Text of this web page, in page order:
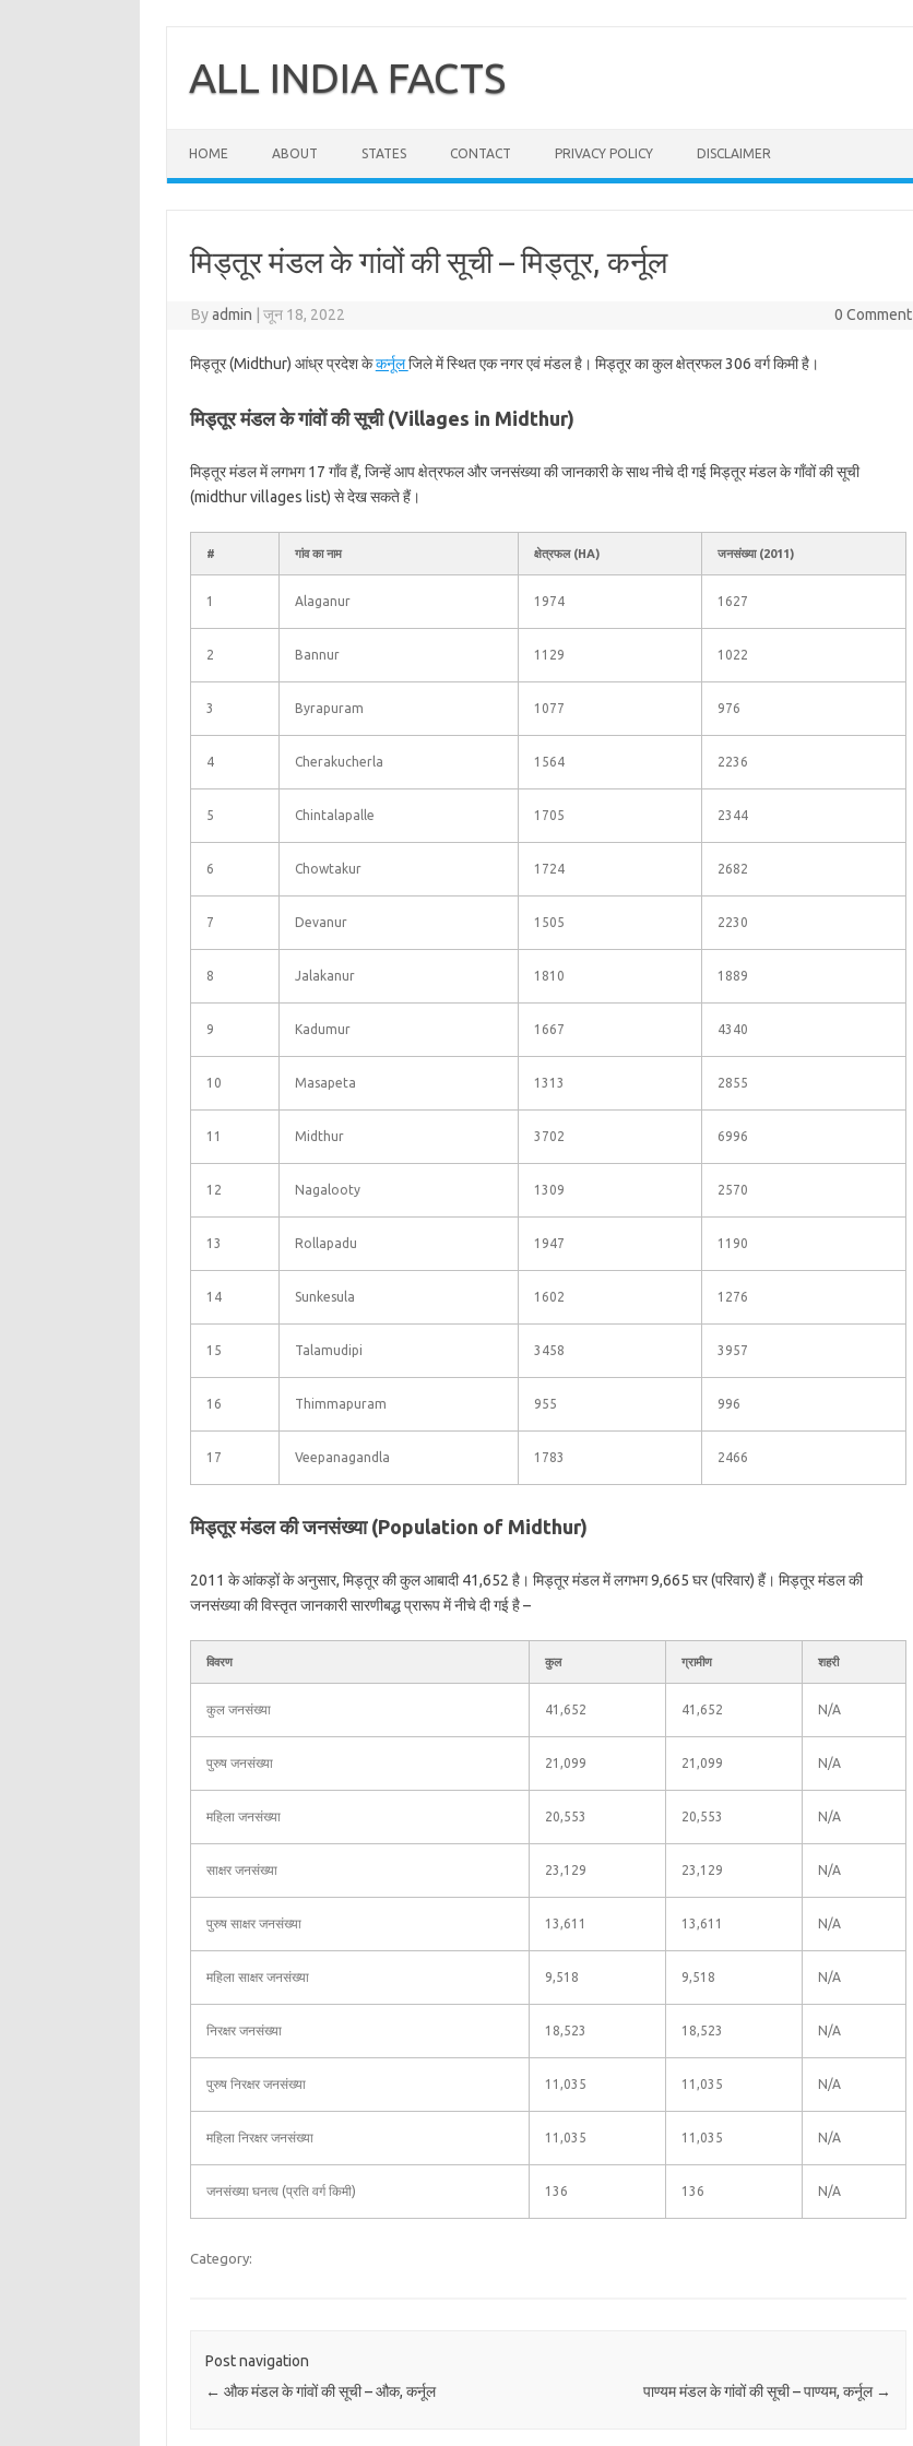
contentALL INDIA FACTS
HOME ABOUT STATES CONTACT PRIVACY POLICY DISCLAIMER
मिड्तूर मंडल के गांवों की सूची – मिड्तूर, कर्नूल
Byadmin जून 18, 2022 0 Comment
मिड्तूर (Midthur) आंध्र प्रदेश केकर्नूलजिले में स्थित एक नगर एवं मंडल है। मिड्तूर का कुल क्षेत्रफल 306 वर्ग किमी है।
मिड्तूर मंडल के गांवों की सूची (Villages in Midthur)
मिड्तूर मंडल में लगभग 17 गाँव हैं, जिन्हें आप क्षेत्रफल और जनसंख्या की जानकारी के साथ नीचे दी गई मिड्तूर मंडल के गाँवों की सूची
(midthur villages list) से देख सकते हैं।
# गांव का नाम क्षेत्रफल (HA) जनसंख्या (2011)
1 Alaganur 1974 1627
2 Bannur 1129 1022
3 Byrapuram 1077 976
4 Cherakucherla 1564 2236
5 Chintalapalle 1705 2344
6 Chowtakur 1724 2682
7 Devanur 1505 2230
8 Jalakanur 1810 1889
9 Kadumur 1667 4340
10 Masapeta 1313 2855
11 Midthur 3702 6996
12 Nagalooty 1309 2570
13 Rollapadu 1947 1190
14 Sunkesula 1602 1276
15 Talamudipi 3458 3957
16 Thimmapuram 955 996
17 Veepanagandla 1783 2466
मिड्तूर मंडल की जनसंख्या (Population of Midthur)
2011 के आंकड़ों के अनुसार, मिड्तूर की कुल आबादी 41,652 है। मिड्तूर मंडल में लगभग 9,665 घर (परिवार) हैं। मिड्तूर मंडल की
जनसंख्या की विस्तृत जानकारी सारणीबद्ध प्रारूप में नीचे दी गई है –
विवरण कुल ग्रामीण शहरी
कुल जनसंख्या 41,652 41,652 N/A
पुरुष जनसंख्या 21,099 21,099 N/A
महिला जनसंख्या 20,553 20,553 N/A
साक्षर जनसंख्या 23,129 23,129 N/A
पुरुष साक्षर जनसंख्या 13,611 13,611 N/A
महिला साक्षर जनसंख्या 9,518 9,518 N/A
निरक्षर जनसंख्या 18,523 18,523 N/A
पुरुष निरक्षर जनसंख्या 11,035 11,035 N/A
महिला निरक्षर जनसंख्या 11,035 11,035 N/A
जनसंख्या घनत्व (प्रति वर्ग किमी) 136 136 N/A
Category:
Post navigation
← औक मंडल के गांवों की सूची – औक, कर्नूल पाण्यम मंडल के गांवों की सूची – पाण्यम, कर्नूल →